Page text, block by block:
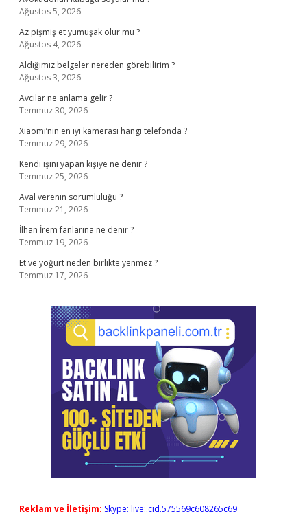
Ağustos 5, 2026
Az pişmiş et yumuşak olur mu ?
Ağustos 4, 2026
Aldığımız belgeler nereden görebilirim ?
Ağustos 3, 2026
Avcılar ne anlama gelir ?
Temmuz 30, 2026
Xiaomi’nin en iyi kamerası hangi telefonda ?
Temmuz 29, 2026
Kendi işini yapan kişiye ne denir ?
Temmuz 25, 2026
Aval verenin sorumluluğu ?
Temmuz 21, 2026
İlhan İrem fanlarına ne denir ?
Temmuz 19, 2026
Et ve yoğurt neden birlikte yenmez ?
Temmuz 17, 2026
Reklam ve İletişim: Skype: live:.cid.575569c608265c69